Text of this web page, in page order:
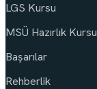
LGS Kursu
MSÜ Hazırlık Kursu
Başarılar
Rehberlik